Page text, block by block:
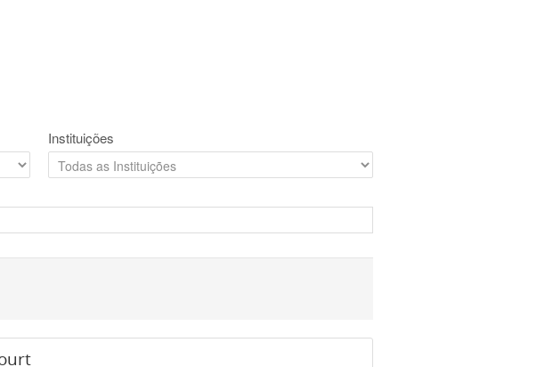
Instituições